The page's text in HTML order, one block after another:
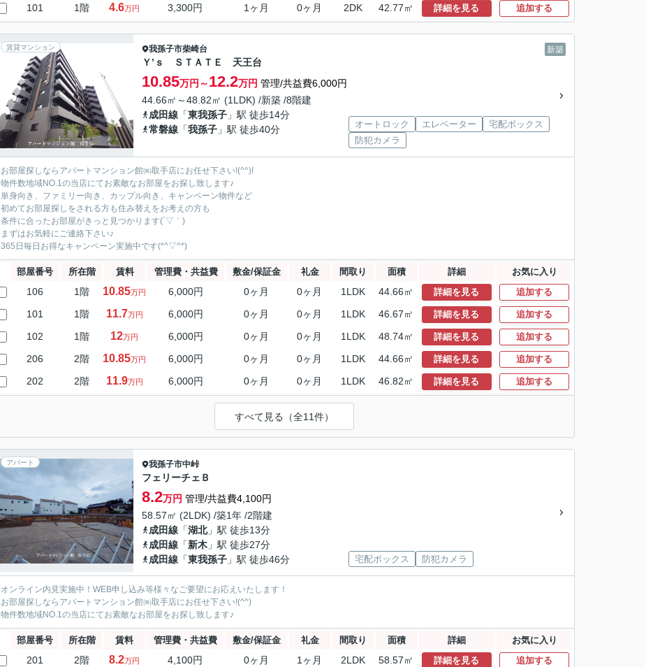
101 1階 4.6万円 3,300円 1ヶ月 0ヶ月 2DK 42.77㎡ 詳細を見る 追加する
賃貸マンション 新築
我孫子市柴崎台
Ｙ’ｓ ＳＴＡＴＥ 天王台
10.85万円～12.2万円 管理/共益費6,000円
44.66㎡～48.82㎡ (1LDK) /新築 /8階建
成田線 「東我孫子 」駅 徒歩14分
常磐線 「我孫子 」駅 徒歩40分 オートロック エレベーター
宅配ボックス
防犯カメラ
お部屋探しならアパートマンション館㈱取手店にお任せ下さい!(^^)!
物件数地域NO.1の当店にてお素敵なお部屋をお探し致します♪
単身向き、ファミリー向き、カップル向き、キャンペーン物件など
初めてお部屋探しをされる方も住み替えをお考えの方も
条件に合ったお部屋がきっと見つかります(´▽｀)
まずはお気軽にご連絡下さい♪
365日毎日お得なキャンペーン実施中です(*^▽^*)
部屋番号 所在階 賃料 管理費・共益費 敷金/保証金 礼金 間取り 面積 詳細 お気に入り
106 1階 10.85万円 6,000円 0ヶ月 0ヶ月 1LDK 44.66㎡ 詳細を見る 追加する
101 1階 11.7万円 6,000円 0ヶ月 0ヶ月 1LDK 46.67㎡ 詳細を見る 追加する
102 1階 12万円 6,000円 0ヶ月 0ヶ月 1LDK 48.74㎡ 詳細を見る 追加する
206 2階 10.85万円 6,000円 0ヶ月 0ヶ月 1LDK 44.66㎡ 詳細を見る 追加する
202 2階 11.9万円 6,000円 0ヶ月 0ヶ月 1LDK 46.82㎡ 詳細を見る 追加する
すべて見る（全11件）
アパート 我孫子市中峠
フェリーチェＢ
8.2万円 管理/共益費4,100円
58.57㎡ (2LDK) /築1年 /2階建
成田線 「湖北」駅 徒歩13分
成田線 「新木 」駅 徒歩27分
成田線 「東我孫子 」駅 徒歩46分 宅配ボックス 防犯カメラ
オンライン内見実施中！WEB申し込み等様々なご要望にお応えいたします！
お部屋探しならアパートマンション館㈱取手店にお任せ下さい!(^^)
物件数地域NO.1の当店にてお素敵なお部屋をお探し致します♪
部屋番号 所在階 賃料 管理費・共益費 敷金/保証金 礼金 間取り 面積 詳細 お気に入り
201 2階 8.2万円 4,100円 0ヶ月 1ヶ月 2LDK 58.57㎡ 詳細を見る 追加する